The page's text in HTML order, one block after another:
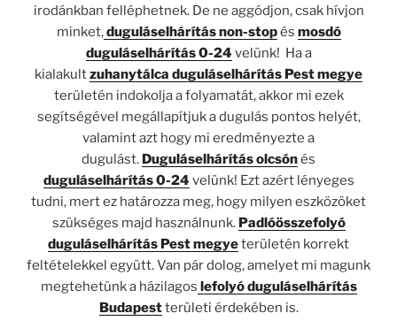
irodánkban felléphetnek. De ne aggódjon, csak hívjon
minket,duguláselhárítás non-stopés mosdó
duguláselhárítás 0-24 velünk! Ha a
kialakultzuhanytálca duguláselhárítás Pest megye
területén indokolja a folyamatát, akkor mi ezek
segítségével megállapítjuk a dugulás pontos helyét,
valamint azt hogy mi eredményezte a
dugulást. Duguláselhárítás olcsónés
duguláselhárítás 0-24 velünk! Ezt azért lényeges
tudni, mert ez határozza meg, hogy milyen eszközöket
szükséges majd használnunk. Padlóösszefolyó
duguláselhárítás Pest megyeterületén korrekt
feltételekkel együtt. Van pár dolog, amelyet mi magunk
megtehetünk a házilagos lefolyó duguláselhárítás
Budapestterületi érdekében is.